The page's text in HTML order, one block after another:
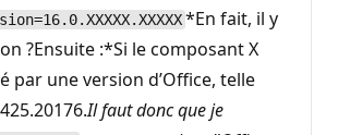
*En fait, il y
?Ensuite :*Si le composant X
par une version d’Office, telle
Il faut donc que je